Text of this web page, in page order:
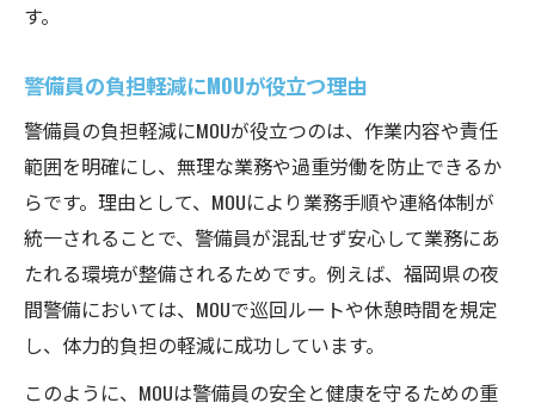
す。
警備員の負担軽減にMOUが役立つ理由
警備員の負担軽減にMOUが役立つのは、作業内容や責任
範囲を明確にし、無理な業務や過重労働を防止できるか
らです。理由として、MOUにより業務手順や連絡体制が
統一されることで、警備員が混乱せず安心して業務にあ
たれる環境が整備されるためです。例えば、福岡県の夜
間警備においては、MOUで巡回ルートや休憩時間を規定
し、体力的負担の軽減に成功しています。
このように、MOUは警備員の安全と健康を守るための重